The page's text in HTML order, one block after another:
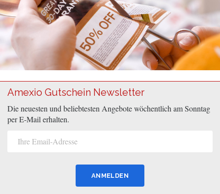
Amexio Gutschein Newsletter
Die neuesten und beliebtesten Angebote wöchentlich am Sonntag
per E-Mail erhalten.